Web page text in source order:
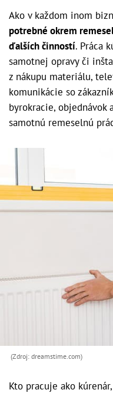
Ako v každom inom
potrebné okrem
ďalších činností. Práca
samotnej opravy či
z nákupu materiálu,
komunikácie so
byrokracie, objednávok
samotnú remeselnú
(Zdroj: dreamstime.com)
Kto pracuje ako